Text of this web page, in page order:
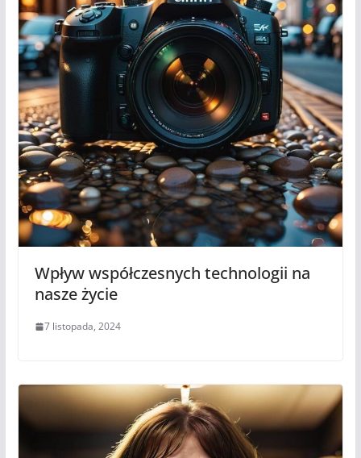
Wpływ współczesnych technologii na
nasze życie
7 listopada, 2024